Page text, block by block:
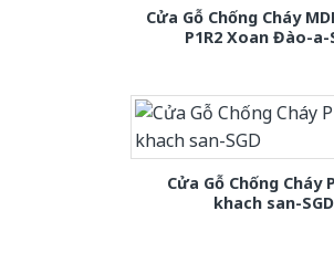
Cửa Gỗ Chống Cháy
P1R2 Xoan Đào-a-
Cửa Gỗ Chống Cháy
khach san-SGD